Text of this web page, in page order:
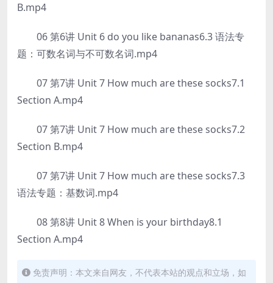
B.mp4
06 第6讲 Unit 6 do you like bananas6.3 语法专
题：可数名词与不可数名词.mp4
07 第7讲 Unit 7 How much are these socks7.1
Section A.mp4
07 第7讲 Unit 7 How much are these socks7.2
Section B.mp4
07 第7讲 Unit 7 How much are these socks7.3
语法专题：基数词.mp4
08 第8讲 Unit 8 When is your birthday8.1
Section A.mp4
免责声明：本文来自网友，不代表本站的观点和立场，如